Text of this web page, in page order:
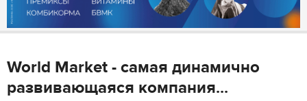
World Market - самая динамично
развивающаяся компания...